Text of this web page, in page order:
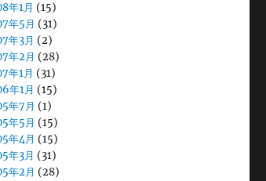
年1月 (15)
年5月 (31)
年3月 (2)
年2月 (28)
年1月 (31)
年1月 (15)
年7月 (1)
年5月 (15)
年4月 (15)
年3月 (31)
年2月 (28)